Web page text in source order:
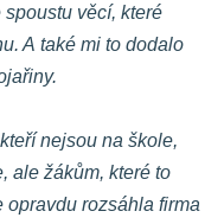
věcí, které
A také mi to dodalo
nejsou na škole,
ale žákům, které to
rozsáhla firma